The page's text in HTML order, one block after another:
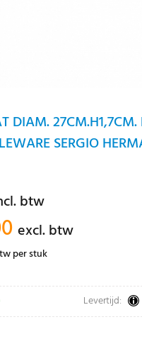
DIAM.
SERGIO
btw
excl. btw
per stuk
Levertijd: